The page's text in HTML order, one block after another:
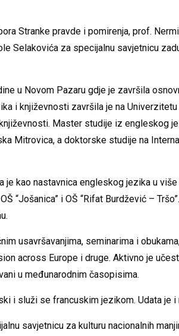
Stranke pravde i pomirenja, prof.
Selakovića za specijalnu savjetnicu
u Novom Pazaru gdje je završila
i književnosti završila je na
Master studije iz engleskog
Mitrovica, a doktorske studije na
kao nastavnica engleskog jezika u više
“Jošanica” i OŠ “Rifat Burdžević –
usavršavanjima, seminarima i
across Europe i druge. Aktivno je
u međunarodnim časopisima.
i služi se francuskim jezikom. Udata je i
savjetnicu za kulturu nacionalnih